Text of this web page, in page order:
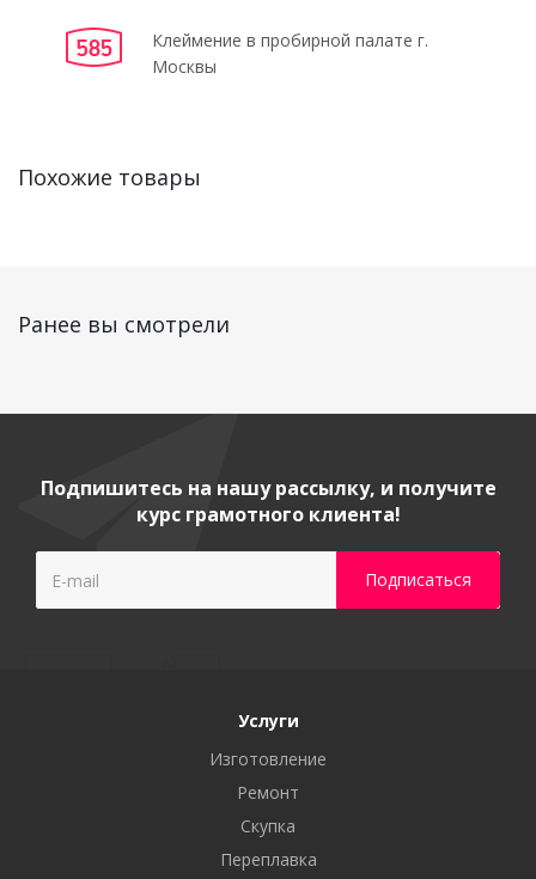
Клеймение в пробирной палате г.
Москвы
Похожие товары
Ранее вы смотрели
Подпишитесь на нашу рассылку, и получите
курс грамотного клиента!
Услуги
Изготовление
Ремонт
Скупка
Переплавка